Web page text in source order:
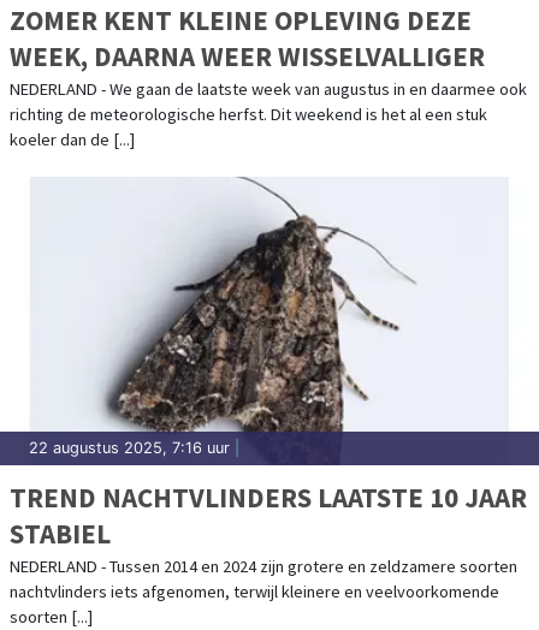
ZOMER KENT KLEINE OPLEVING DEZE
WEEK, DAARNA WEER WISSELVALLIGER
NEDERLAND - We gaan de laatste week van augustus in en daarmee ook
richting de meteorologische herfst. Dit weekend is het al een stuk
koeler dan de [...]
22 augustus 2025, 7:16 uur
TREND NACHTVLINDERS LAATSTE 10 JAAR
STABIEL
NEDERLAND - Tussen 2014 en 2024 zijn grotere en zeldzamere soorten
nachtvlinders iets afgenomen, terwijl kleinere en veelvoorkomende
soorten [...]